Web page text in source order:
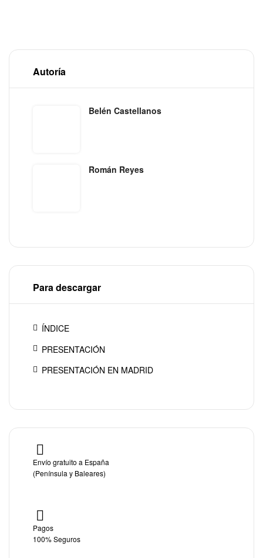
Autoría
Belén Castellanos
Román Reyes
Para descargar
ÍNDICE
PRESENTACIÓN
PRESENTACIÓN EN MADRID
Envío gratuito a España
(Península y Baleares)
Pagos
100% Seguros